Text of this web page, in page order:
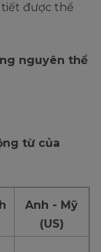
tiết được thể
nguyên thể
từ của
Anh - Mỹ
(US)